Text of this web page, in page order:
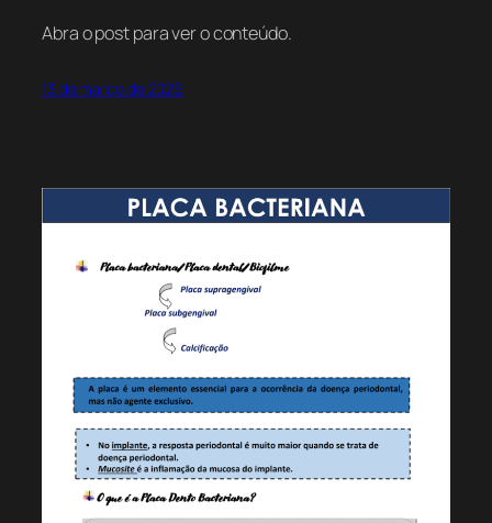
Abra o post para ver o conteúdo.
13 de março de 2026